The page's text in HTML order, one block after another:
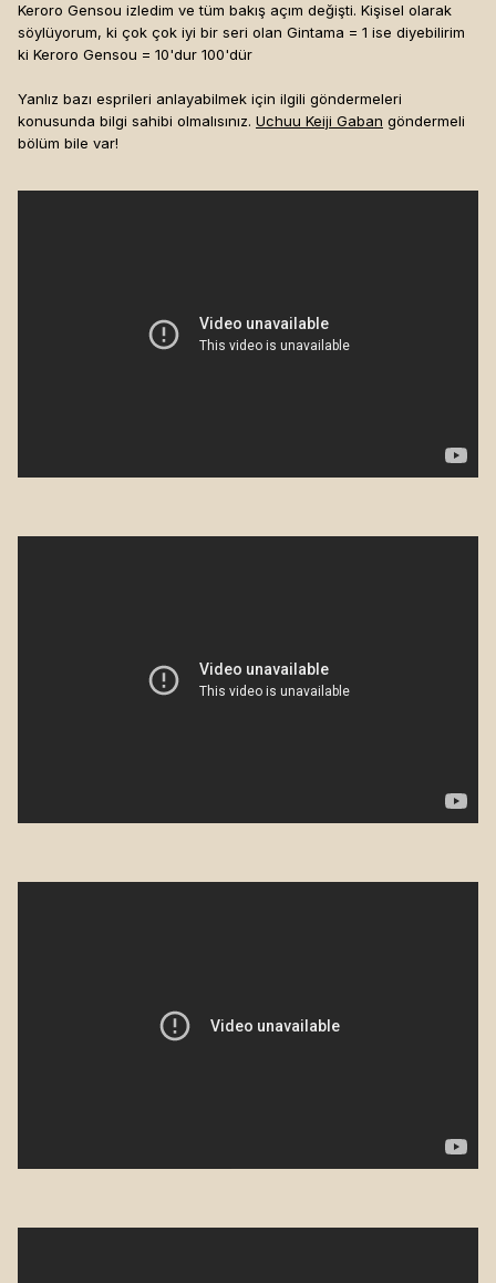
Keroro Gensou izledim ve tüm bakış açım değişti. Kişisel olarak
söylüyorum, ki çok çok iyi bir seri olan Gintama = 1 ise diyebilirim
ki Keroro Gensou = 10'dur 100'dür
Yanlız bazı esprileri anlayabilmek için ilgili göndermeleri
konusunda bilgi sahibi olmalısınız. Uchuu Keiji Gaban göndermeli
bölüm bile var!